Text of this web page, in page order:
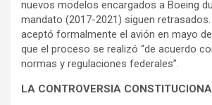
nuevos modelos encargados a Boeing
mandato (2017-2021) siguen
aceptó formalmente el avión en mayo
que el proceso se realizó “de acuerdo
normas y regulaciones federales”.
LA CONTROVERSIA